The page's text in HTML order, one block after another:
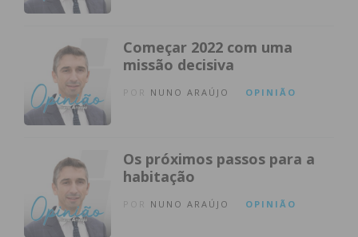
Começar 2022 com uma
missão decisiva
NUNO ARAÚJO OPINIÃO
Os próximos passos para a
habitação
NUNO ARAÚJO OPINIÃO